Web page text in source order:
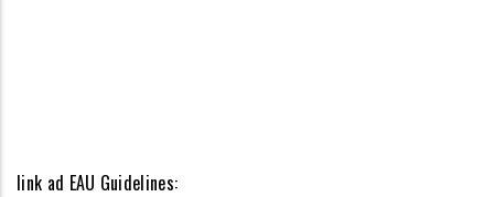
link ad EAU Guidelines: